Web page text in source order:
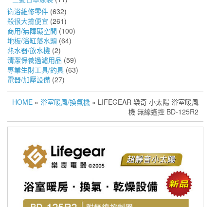
衛浴維修零件 (632)
殺很大撿便宜 (261)
商用/無障礙空間 (100)
地板/浴缸落水頭 (64)
熱水器/飲水機 (2)
清潔保養過濾用品 (59)
專業生財工具/釣具 (63)
電器/加壓設備 (27)
HOME » 浴室暖風/換氣機 » LIFEGEAR 樂奇 小太陽 浴室暖風
機 無線遙控 BD-125R2